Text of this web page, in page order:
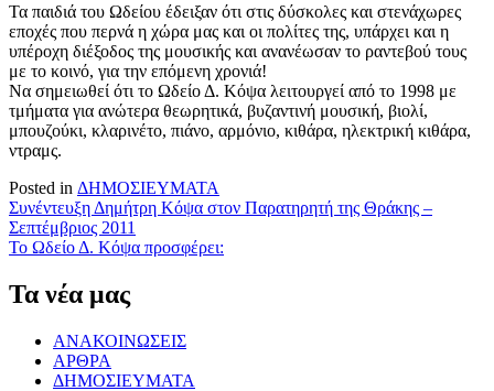
Τα παιδιά του Ωδείου έδειξαν ότι στις δύσκολες και στενάχωρες
εποχές που περνά η χώρα μας και οι πολίτες της, υπάρχει και η
υπέροχη διέξοδος της μουσικής και ανανέωσαν το ραντεβού τους
με το κοινό, για την επόμενη χρονιά!
Να σημειωθεί ότι το Ωδείο Δ. Κόψα λειτουργεί από το 1998 με
τμήματα για ανώτερα θεωρητικά, βυζαντινή μουσική, βιολί,
μπουζούκι, κλαρινέτο, πιάνο, αρμόνιο, κιθάρα, ηλεκτρική κιθάρα,
ντραμς.
Posted in ΔΗΜΟΣΙΕΥΜΑΤΑ
Πλοήγηση
άρθρων
Συνέντευξη Δημήτρη Κόψα στον Παρατηρητή της Θράκης –
Σεπτέμβριος 2011
Το Ωδείο Δ. Κόψα προσφέρει:
Τα νέα μας
ΑΝΑΚΟΙΝΩΣΕΙΣ
ΑΡΘΡΑ
ΔΗΜΟΣΙΕΥΜΑΤΑ